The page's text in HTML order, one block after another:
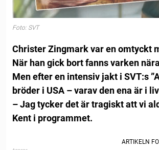
Foto: SVT
Christer Zingmark var en omtyckt
När han gick bort fanns varken
Men efter en intensiv jakt i SVT:s
bröder i USA – varav den ena är i
– Jag tycker det är tragiskt att vi
Kent i programmet.